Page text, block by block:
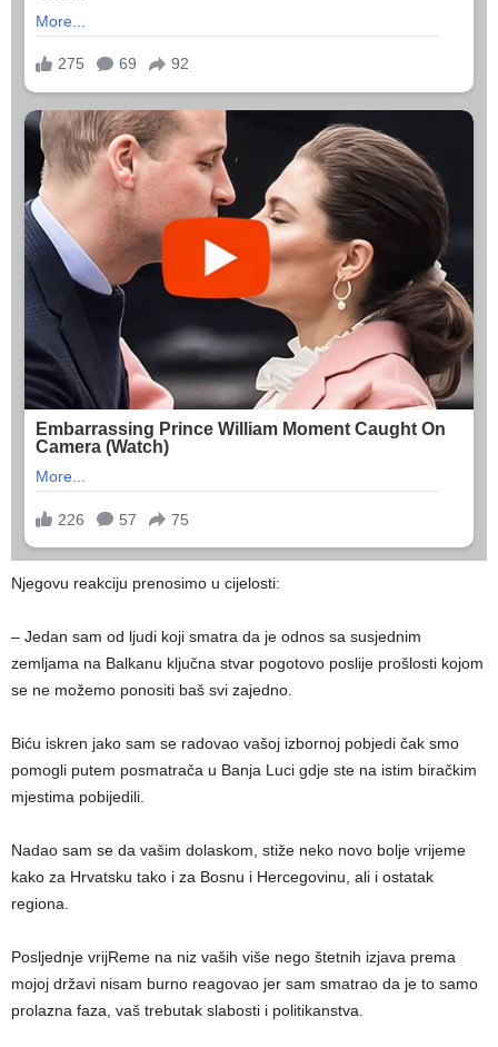
Njegovu reakciju prenosimo u cijelosti:
– Jedan sam od ljudi koji smatra da je odnos sa susjednim
zemljama na Balkanu ključna stvar pogotovo poslije prošlosti kojom
se ne možemo ponositi baš svi zajedno.
Biću iskren jako sam se radovao vašoj izbornoj pobjedi čak smo
pomogli putem posmatrača u Banja Luci gdje ste na istim biračkim
mjestima pobijedili.
Nadao sam se da vašim dolaskom, stiže neko novo bolje vrijeme
kako za Hrvatsku tako i za Bosnu i Hercegovinu, ali i ostatak
regiona.
Posljednje vrijReme na niz vaših više nego štetnih izjava prema
mojoj državi nisam burno reagovao jer sam smatrao da je to samo
prolazna faza, vaš trebutak slabosti i politikanstva.